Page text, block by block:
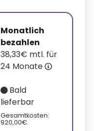
Monatlich
bezahlen
38,33€ mtl. für
24 Monate
Bald
lieferbar
Gesamtkosten:
920,00€.